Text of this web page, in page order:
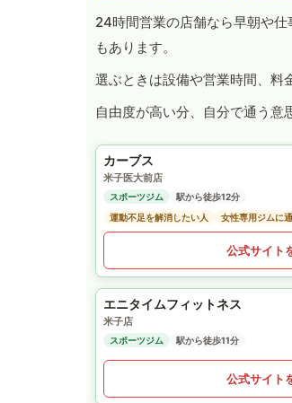
24時間営業の店舗なら早朝や
もあります。
選ぶときは設備や営業時間、料
自由度が高い分、自分で通う意
カーブス
米子医大前店
スポーツジム
駅から徒歩12分
運動不足を解消したい人
女性専用ジムに
公式サイト
エニタイムフィットネス
米子店
スポーツジム 駅から徒歩11分
公式サイト